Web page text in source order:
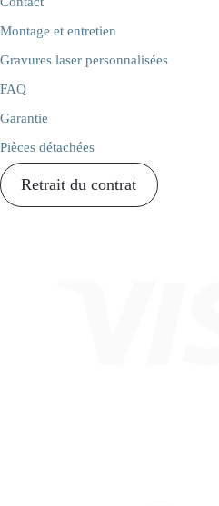
Montage et entretien
Gravures laser personnalisées
FAQ
Garantie
Pièces détachées
Retrait du contrat